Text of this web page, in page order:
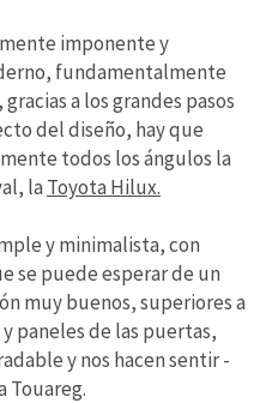
imponente y
fundamentalmente
a los grandes pasos
del diseño, hay que
todos los ángulos la
la Toyota Hilux.
y minimalista, con
se puede esperar de un
muy buenos, superiores a
paneles de las puertas,
y nos hacen sentir -
Touareg.